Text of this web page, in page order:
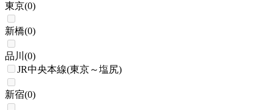
東京(0)
新橋(0)
品川 (0)
JR中央本線(東京～塩尻)
新宿(0)